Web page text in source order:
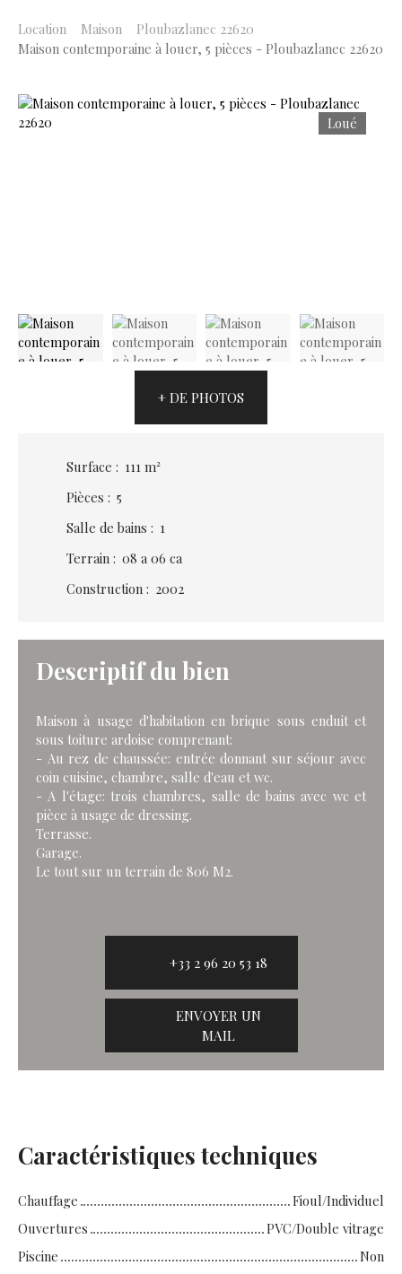
Location Maison
Ploubazlanec 22620
Maison contemporaine à louer, 5 pièces - Ploubazlanec 22620
Loué
+ DE PHOTOS
Surface : 111 m²
Pièces : 5
Salle de bains : 1
Terrain : 08 a 06 ca
Construction : 2002
Descriptif du bien
Maison à usage d'habitation en brique sous enduit et
sous toiture ardoise comprenant:
- Au rez de chaussée: entrée donnant sur séjour avec
coin cuisine, chambre, salle d'eau et wc.
- A l'étage: trois chambres, salle de bains avec wc et
pièce à usage de dressing.
Terrasse.
Garage.
Le tout sur un terrain de 806 M2.
+33 2 96 20 53 18
ENVOYER UN
MAIL
Caractéristiques techniques
Chauffage
Fioul/Individuel
Ouvertures
PVC/Double vitrage
Piscine
Non